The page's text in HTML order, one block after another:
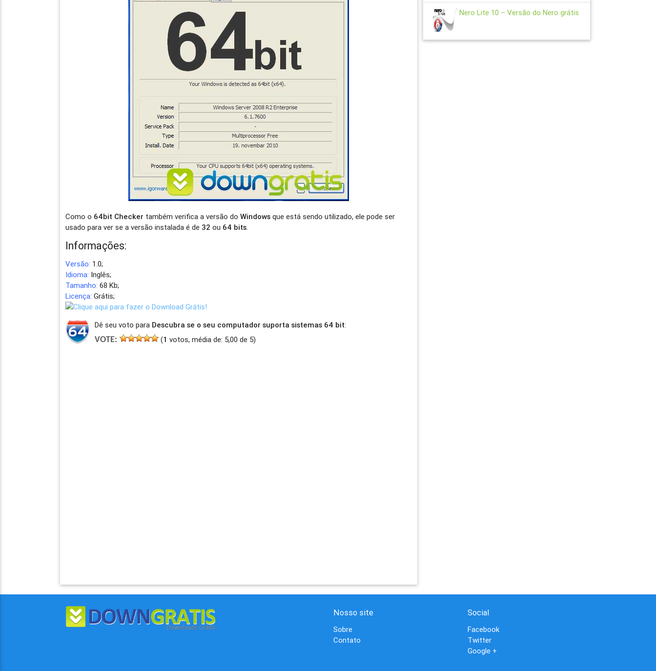
Como o 64bit Checker também verifica a versão doWindows que está sendo utilizado, ele pode ser
usado para ver se a versão instalada é de 32 ou 64 bits
Informações:
Versão: 1.0;
Idioma: Inglês;
Tamanho: 68 Kb;
Licença: Grátis;
Dê seu voto para Descubra se o seu computador suporta sistemas 64 bit:
VOTE:
(1 votos, média de: 5,00 de 5)
Nero Lite 10 – Versão do Nero grátis
Nosso site
Sobre
Contato
Social
Facebook
Twitter
Google +